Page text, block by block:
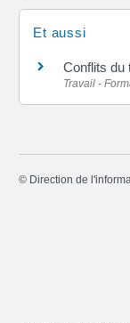
Et aussi
Conflits du
Travail -
© Direction de